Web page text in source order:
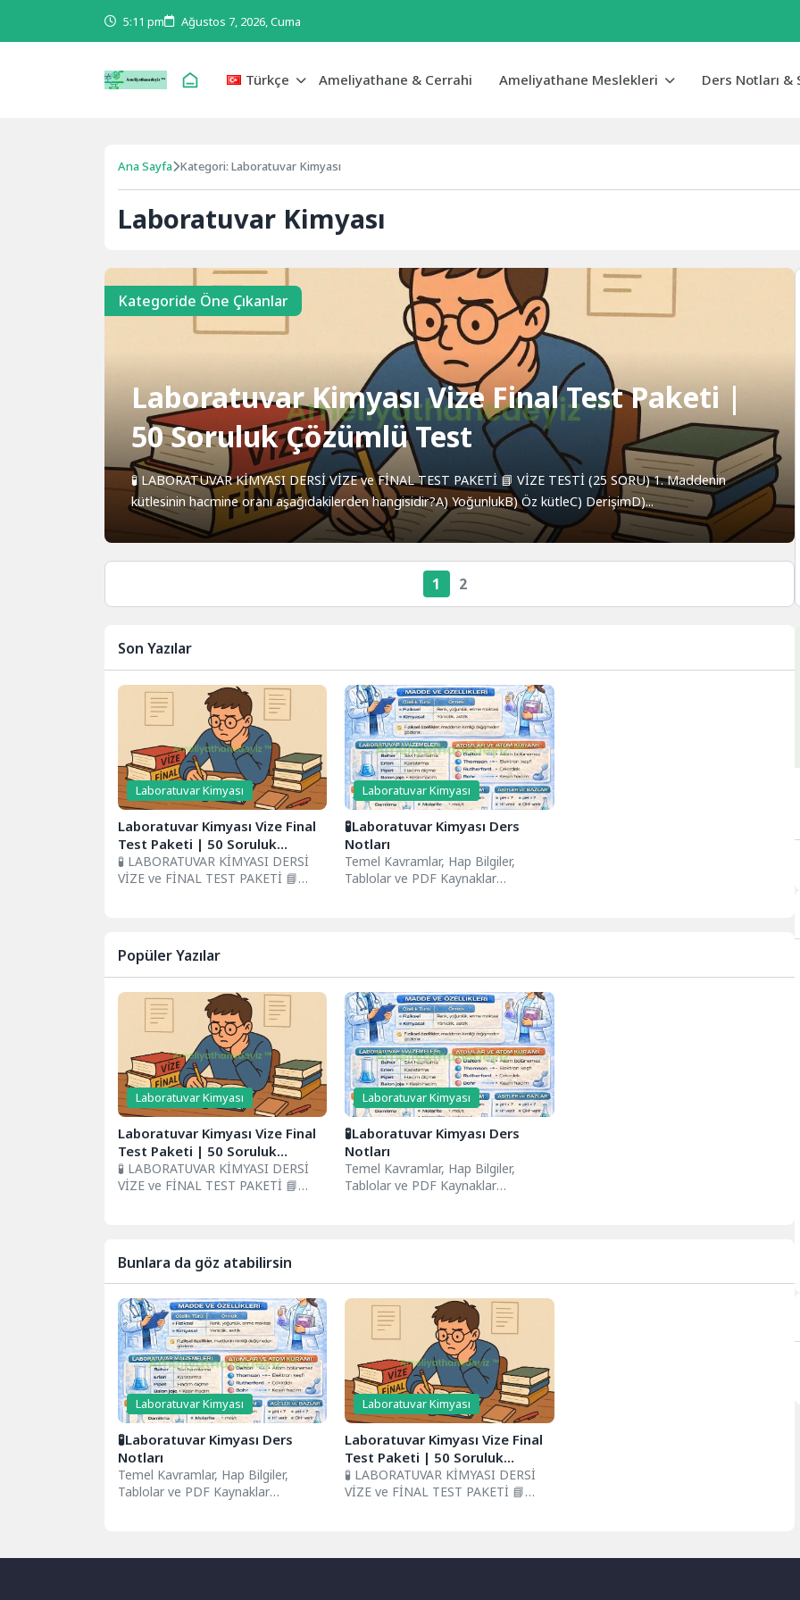
5:11 pm Ağustos 7, 2026, Cuma
Türkçe Ameliyathane & Cerrahi Ameliyathane Meslekleri Ders Notları &
Ana Sayfa Kategori: Laboratuvar Kimyası
Laboratuvar Kimyası
Kategoride Öne Çıkanlar
Laboratuvar Kimyası Vize Final Test Paketi |
50 Soruluk Çözümlü Test
🧪 LABORATUVAR KİMYASI DERSİ VİZE ve FİNAL TEST PAKETİ 📘 VİZE TESTİ (25 SORU) 1. Maddenin
kütlesinin hacmine oranı aşağıdakilerden hangisidir?A) YoğunlukB) Öz kütleC) DerişimD)...
1 2
Son Yazılar
Laboratuvar Kimyası
Laboratuvar Kimyası Vize Final
Test Paketi | 50 Soruluk
Çözümlü Test
🧪 LABORATUVAR KİMYASI DERSİ
VİZE ve FİNAL TEST PAKETİ 📘
Laboratuvar Kimyası
🧪Laboratuvar Kimyası Ders
Notları
Temel Kavramlar, Hap Bilgiler,
Tablolar ve PDF Kaynaklar
Popüler Yazılar
Laboratuvar Kimyası
Laboratuvar Kimyası Vize Final
Test Paketi | 50 Soruluk
Çözümlü Test
🧪 LABORATUVAR KİMYASI DERSİ
VİZE ve FİNAL TEST PAKETİ 📘
Laboratuvar Kimyası
🧪Laboratuvar Kimyası Ders
Notları
Temel Kavramlar, Hap Bilgiler,
Tablolar ve PDF Kaynaklar
Bunlara da göz atabilirsin
Laboratuvar Kimyası
🧪Laboratuvar Kimyası Ders
Notları
Temel Kavramlar, Hap Bilgiler,
Tablolar ve PDF Kaynaklar
Laboratuvar Kimyası
Laboratuvar Kimyası Vize Final
Test Paketi | 50 Soruluk
Çözümlü Test
🧪 LABORATUVAR KİMYASI DERSİ
VİZE ve FİNAL TEST PAKETİ 📘